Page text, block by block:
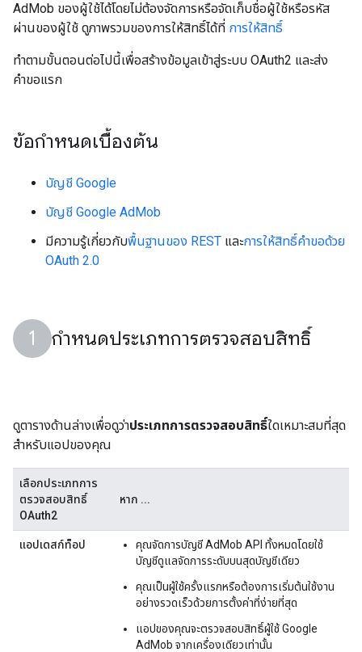
AdMob ของผู้ใช้ได้โดยไม่ต้องจัดการหรือจัดเก็บชื่อผู้ใช้หรือรหัส
ผ่านของผู้ใช้ ดูภาพรวมของการให้สิทธิ์ได้ที่ การให้สิทธิ์
ทำตามขั้นตอนต่อไปนี้เพื่อสร้างข้อมูลเข้าสู่ระบบ OAuth2 และส่ง
คำขอแรก
ข้อกำหนดเบื้องต้น
บัญชี Google
บัญชี Google AdMob
มีความรู้เกี่ยวกับพื้นฐานของ REST และการให้สิทธิ์คำขอด้วย
OAuth 2.0
กำหนดประเภทการตรวจสอบสิทธิ์
ดูตารางด้านล่างเพื่อดูว่าประเภทการตรวจสอบสิทธิ์ใดเหมาะสมที่สุด
สำหรับแอปของคุณ
เลือกประเภทการ
ตรวจสอบสิทธิ์
OAuth2
หาก ...
แอปเดสก์ท็อป
คุณจัดการบัญชี AdMob API ทั้งหมดโดยใช้
บัญชีดูแลจัดการระดับบนสุดบัญชีเดียว
คุณเป็นผู้ใช้ครั้งแรกหรือต้องการเริ่มต้นใช้งาน
อย่างรวดเร็วด้วยการตั้งค่าที่ง่ายที่สุด
แอปของคุณจะตรวจสอบสิทธิ์ผู้ใช้ Google
AdMob จากเครื่องเดียวเท่านั้น